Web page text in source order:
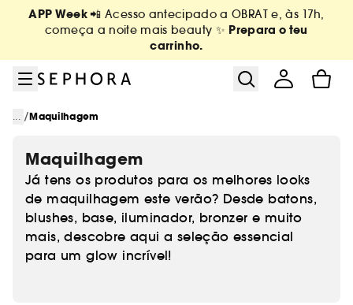
Ir para o menu
Ir para o conteúdo principal
Ir para o rodapé
APP Week📲 Acesso antecipado a OBRAT e, às 17h,
começa a noite mais beauty ✨ Prepara o teu
carrinho.
... /Maquilhagem
Maquilhagem
Já tens os produtos para os melhores looks
de maquilhagem este verão? Desde batons,
blushes, base, iluminador, bronzer e muito
mais, descobre aqui a seleção essencial
para um glow incrível!